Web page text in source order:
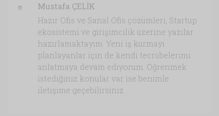
Mustafa ÇELİK
Hazır Ofis ve Sanal Ofis çözümleri, Startup
ekosistemi ve girişimcilik üzerine yazılar
hazırlamaktayım. Yeni iş kurmayı
planlayanlar için de kendi tecrübelerimi
anlatmaya devam ediyorum. Öğrenmek
istediğiniz konular var ise benimle
iletişime geçebilirsiniz.